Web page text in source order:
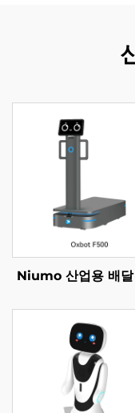
Niumo 산업용 배달